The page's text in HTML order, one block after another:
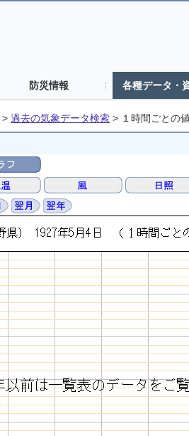
防災情報 各種データ・
> 過去の気象データ検索 > １時間ごとの